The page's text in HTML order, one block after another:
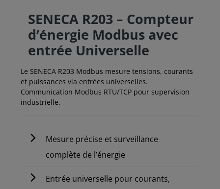
SENECA R203 – Compteur
d’énergie Modbus avec
entrée Universelle
Le SENECA R203 Modbus mesure tensions, courants
et puissances via entrées universelles.
Communication Modbus RTU/TCP pour supervision
industrielle.
Mesure précise et surveillance
complète de l’énergie
Entrée universelle pour courants,